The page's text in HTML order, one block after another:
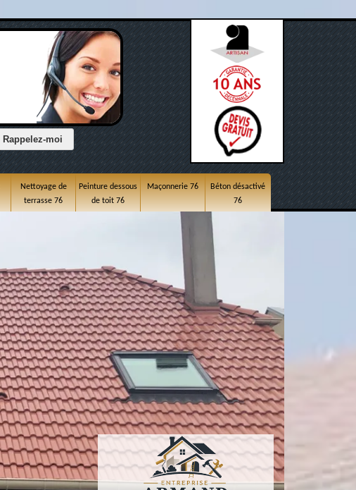
Nettoyage de
terrasse 76
Peinture dessous
de toit 76
Maçonnerie 76
Béton désactivé
76